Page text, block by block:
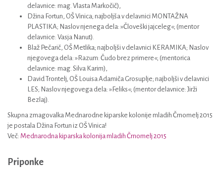
delavnice: mag. Vlasta Markočič),
Džina Fortun, OŠ Vinica; najboljša v delavnici MONTAŽNA
PLASTIKA; Naslov njenega dela: »Človeški jajceleg«; (mentor
delavnice: Vasja Nanut).
Blaž Pečarič, OŠ Metlika; najboljši v delavnici KERAMIKA; Naslov
njegovega dela: »Razum: Čudo brez primere«; (mentorica
delavnice: mag. Silva Karim),
David Trontelj, OŠ Louisa Adamiča Grosuplje; najboljši v delavnici
LES; Naslov njegovega dela: »Feliks«; (mentor delavnice: Jirži
Bezlaj).
Skupna zmagovalka Mednarodne kiparske kolonije mladih Črnomelj 2015
je postala Džina Fortun iz OŠ Vinica!
Več: Mednarodna kiparska kolonija mladih Črnomelj 2015
Priponke